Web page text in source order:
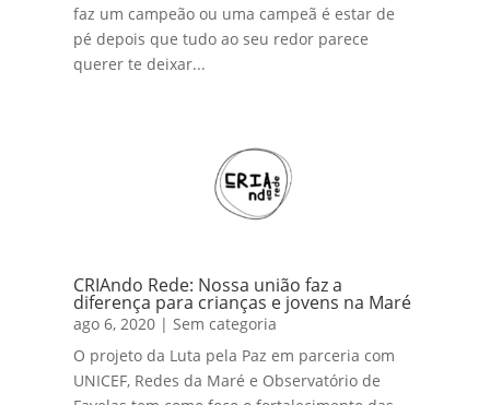
faz um campeão ou uma campeã é estar de
pé depois que tudo ao seu redor parece
querer te deixar...
CRIAndo Rede: Nossa união faz a
diferença para crianças e jovens na Maré
ago 6, 2020 |Sem categoria
O projeto da Luta pela Paz em parceria com
UNICEF, Redes da Maré e Observatório de